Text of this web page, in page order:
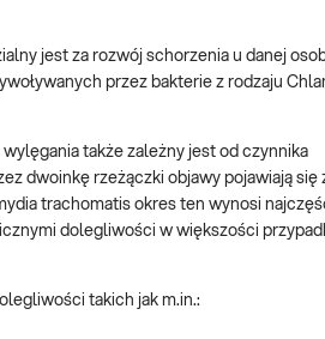
jest za rozwój schorzenia u danej
przez bakterie z rodzaju
także zależny jest od czynnika
dwoinkę rzeżączki objawy pojawiają się
trachomatis okres ten wynosi
dolegliwości w większości
takich jak m.in.: